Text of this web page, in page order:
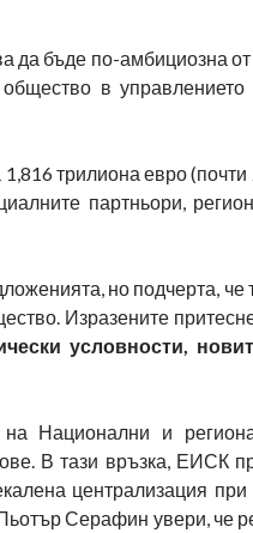
да бъде по-амбициозна
в управлението
трилиона евро (почти
партньори,
но подчерта, че
Изразените
условности,
на Национални и
В тази връзка, ЕИСК
централизация при
Серафин увери, че